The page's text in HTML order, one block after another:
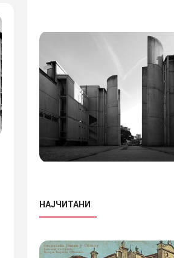
НАЈЧИТАНИ